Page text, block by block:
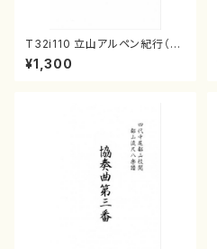
T32i110 立山アルペン紀行（尺
八/初代 石垣征山/尺八/都山式
譜）都山流公刊楽譜曲番:559
¥1,300